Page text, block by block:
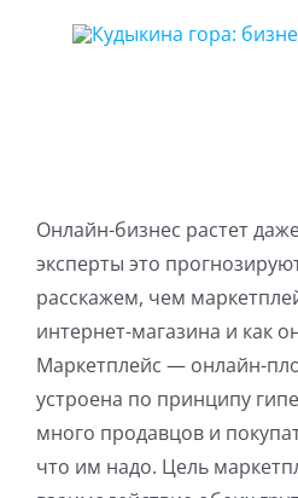
Онлайн-бизнес растет
эксперты это
расскажем, чем
интернет-магазина и как
Маркетплейс — онлайн-
устроена по принципу
много продавцов и
что им надо. Цель